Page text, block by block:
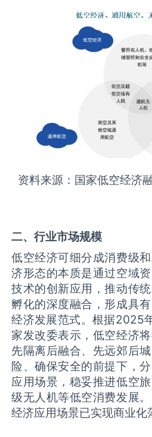
资料来源：国家低空经济
二、行业市场规模
低空经济可细分成消费级
济形态的本质是通过空域
技术的创新应用，推动传
孵化的深度融合，形成具
经济发展范式。根据2025
家发改委表示，低空经济将
先隔离后融合、先远郊后
险、确保安全的前提下，
应用场景，稳妥推进低空
级无人机等低空消费发展
经济应用场景已实现商业化